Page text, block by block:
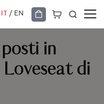
IT / EN
in
di